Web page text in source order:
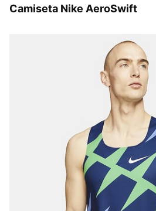
Camiseta Nike AeroSwift